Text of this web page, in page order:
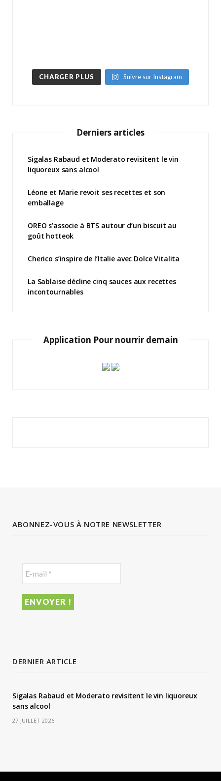
CHARGER PLUS Suivre sur Instagram
Derniers articles
Sigalas Rabaud et Moderato revisitent le vin
liquoreux sans alcool
Léone et Marie revoit ses recettes et son
emballage
OREO s’associe à BTS autour d’un biscuit au
goût hotteok
Cherico s’inspire de l’Italie avec Dolce Vitalita
La Sablaise décline cinq sauces aux recettes
incontournables
Application Pour nourrir demain
ABONNEZ-VOUS À NOTRE NEWSLETTER
DERNIER ARTICLE
Sigalas Rabaud et Moderato revisitent le vin liquoreux
sans alcool
27 JUILLET 2026